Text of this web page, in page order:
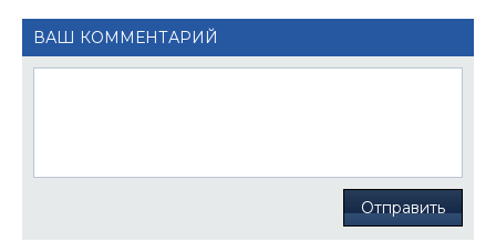
ВАШ КОММЕНТАРИЙ
Отправить